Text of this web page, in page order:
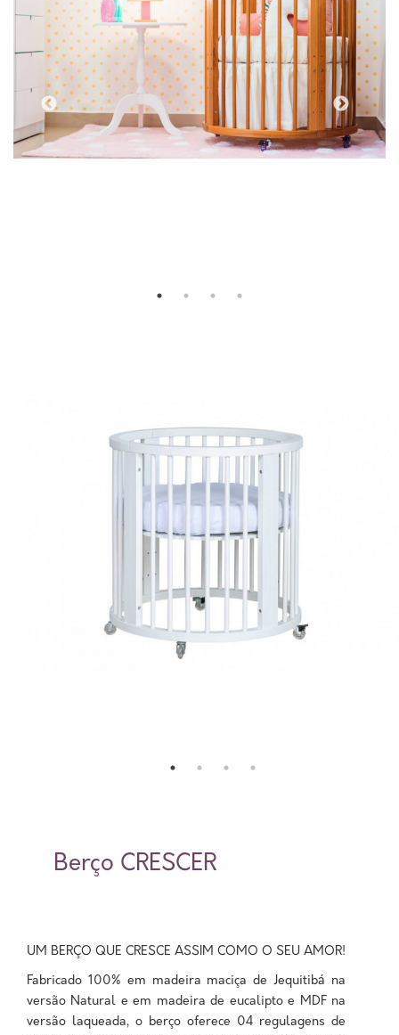
Berço CRESCER
UM BERÇO QUE CRESCE ASSIM COMO O SEU AMOR!
Fabricado 100% em madeira maciça de Jequitibá na
versão Natural e em madeira de eucalipto e MDF na
versão laqueada, o berço oferece 04 regulagens de